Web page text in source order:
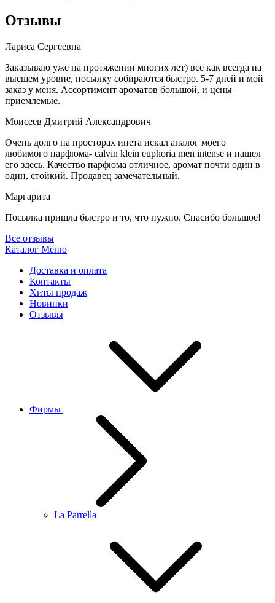
Отзывы
Лариса Сергеевна
Заказываю уже на протяжении многих лет) все как всегда на
высшем уровне, посылку собираются быстро. 5-7 дней и мой
заказ у меня. Ассортимент ароматов большой, и цены
приемлемые.
Моисеев Дмитрий Александрович
Очень долго на просторах инета искал аналог моего
любимого парфюма- calvin klein euphoria men intense и нашел
его здесь. Качество парфюма отличное, аромат почти один в
один, стойкий. Продавец замечательный.
Маргарита
Посылка пришла быстро и то, что нужно. Спасибо большое!
Все отзывы
Каталог Меню
Доставка и оплата
Контакты
Хиты продаж
Новинки
Отзывы
Фирмы
La Parrella